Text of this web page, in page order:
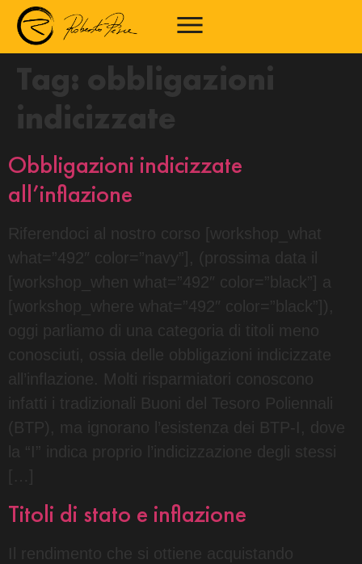
Tag: obbligazioni
indicizzate
Obbligazioni indicizzate
all’inflazione
Riferendoci al nostro corso [workshop_what
what=”492″ color=”navy”], (prossima data il
[workshop_when what=”492″ color=”black”] a
[workshop_where what=”492″ color=”black”]),
conosciuti, ossia delle obbligazioni indicizzate
all’inflazione. Molti risparmiatori conoscono
infatti i tradizionali Buoni del Tesoro Poliennali
(BTP), ma ignorano l’esistenza dei BTP-I, dove
la “I” indica proprio l’indicizzazione degli stessi
Titoli di stato e inflazione
Il rendimento che si ottiene acquistando